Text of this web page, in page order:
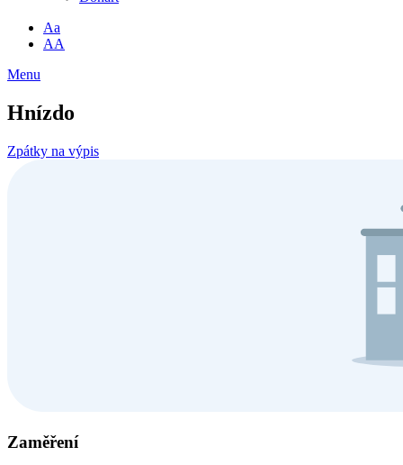
Aa
AA
Menu
Hnízdo
Zpátky na výpis
Zaměření